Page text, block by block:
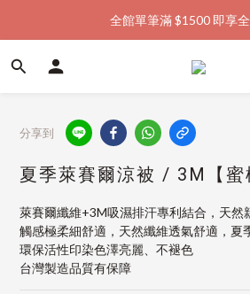
加入會員購物金  馬上領
全館單筆滿 $1500 即享
加入會員購物金  馬上領
分享到
夏季萊賽爾涼被 / 3M【蜜
萊賽爾纖維+3M吸濕排汗專利結合，天然
觸感極柔細舒適，天然纖維透氣舒適，夏
環保活性印染色澤亮麗、不褪色
台灣製造品質有保障